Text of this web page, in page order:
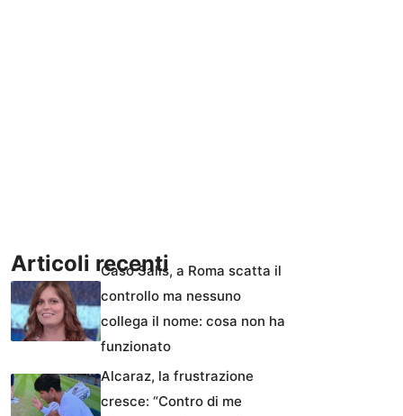
Articoli recentiCaso Salis, a Roma scatta il
controllo ma nessuno
collega il nome: cosa non ha
funzionato
Alcaraz, la frustrazione
cresce: “Contro di me